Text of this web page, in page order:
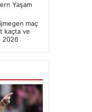
Yaşam
maç
kaçta ve
2026